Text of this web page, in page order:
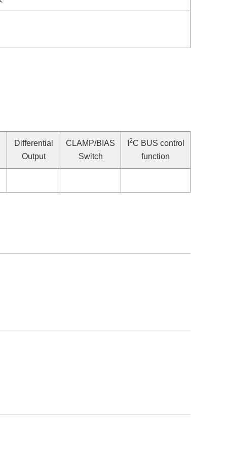
Differential
Output
CLAMP/BIAS
Switch
2C BUS control
function